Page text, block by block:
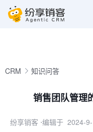
CRM 知识问答
销售团队管理
纷享销客 ⋅编辑于 2024-